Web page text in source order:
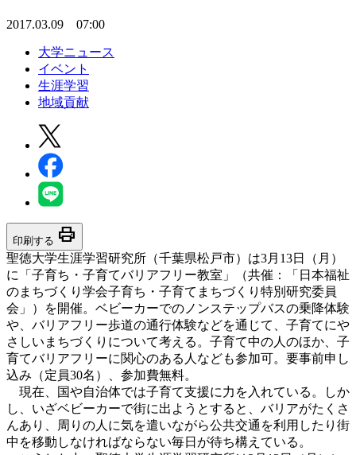
2017.03.09 07:00
大学ニュース
イベント
生涯学習
地域貢献
印刷する print
聖徳大学生涯学習研究所（千葉県松戸市）は3月13日（月）
に「子育ち・子育てバリアフリー教室」（共催：「日本福祉
のまちづくり学会子育ち・子育てまちづくり特別研究委員
会」）を開催。ベビーカーでのノンステップバスの乗降体験
や、バリアフリー歩道の通行体験などを通じて、子育てにや
さしいまちづくりについて考える。子育て中の人のほか、子
育てバリアフリーに関心のある人なども参加可。要事前申し
込み（定員30名）、参加費無料。
現在、国や自治体では子育て支援に力を入れている。しか
し、いざベビーカーで街に出ようとすると、バリアがたくさ
んあり、周りの人に気を遣いながら公共交通を利用したり街
中を移動しなければならない毎日が待ち構えている。